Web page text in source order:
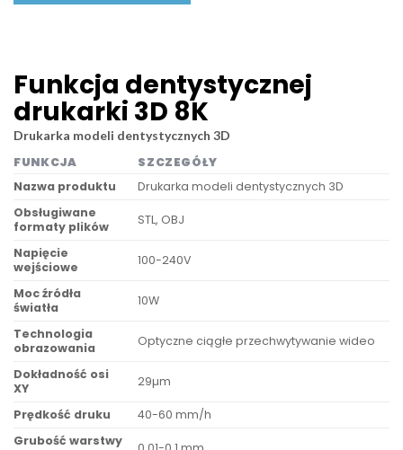
Funkcja dentystycznej
drukarki 3D 8K
Drukarka modeli dentystycznych 3D
FUNKCJA
SZCZEGÓŁY
Nazwa produktu
Drukarka modeli dentystycznych 3D
Obsługiwane
formaty plików
STL, OBJ
Napięcie
wejściowe
100-240V
Moc źródła
światła
10W
Technologia
obrazowania
Optyczne ciągłe przechwytywanie wideo
Dokładność osi
XY
29µm
Prędkość druku
40-60 mm/h
Grubość warstwy